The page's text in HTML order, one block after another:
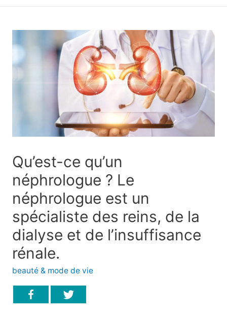
Qu’est-ce qu’un
néphrologue ? Le
néphrologue est un
spécialiste des reins, de la
dialyse et de l’insuffisance
rénale.
beauté & mode de vie